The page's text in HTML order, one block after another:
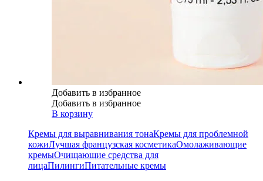
Добавить в избранное
Добавить в избранное
В корзину
Кремы для выравнивания тонаКремы для проблемной
кожиЛучшая французская косметикаОмолаживающие
кремыОчищающие средства для
лицаПилингиПитательные кремы